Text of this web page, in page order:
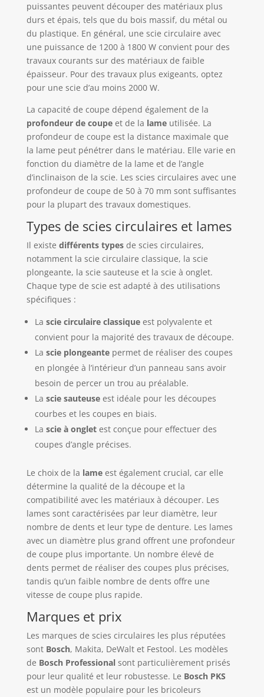
puissantes peuvent découper des matériaux plus
durs et épais, tels que du bois massif, du métal ou
du plastique. En général, une scie circulaire avec
une puissance de 1200 à 1800 W convient pour des
travaux courants sur des matériaux de faible
épaisseur. Pour des travaux plus exigeants, optez
pour une scie d’au moins 2000 W.
La capacité de coupe dépend également de la
profondeur de coupeet de la lameutilisée. La
profondeur de coupe est la distance maximale que
la lame peut pénétrer dans le matériau. Elle varie en
fonction du diamètre de la lame et de l’angle
d’inclinaison de la scie. Les scies circulaires avec une
profondeur de coupe de 50 à 70 mm sont suffisantes
pour la plupart des travaux domestiques.
Types de scies circulaires et lames
Il existe différents typesde scies circulaires,
notamment la scie circulaire classique, la scie
plongeante, la scie sauteuse et la scie à onglet.
Chaque type de scie est adapté à des utilisations
spécifiques :
La scie circulaire classiqueest polyvalente et
convient pour la majorité des travaux de découpe.
La scie plongeantepermet de réaliser des coupes
en plongée à l’intérieur d’un panneau sans avoir
besoin de percer un trou au préalable.
La scie sauteuseest idéale pour les découpes
courbes et les coupes en biais.
La scie à ongletest conçue pour effectuer des
coupes d’angle précises.
Le choix de la lameest également crucial, car elle
détermine la qualité de la découpe et la
compatibilité avec les matériaux à découper. Les
lames sont caractérisées par leur diamètre, leur
nombre de dents et leur type de denture. Les lames
avec un diamètre plus grand offrent une profondeur
de coupe plus importante. Un nombre élevé de
dents permet de réaliser des coupes plus précises,
tandis qu’un faible nombre de dents offre une
vitesse de coupe plus rapide.
Marques et prix
Les marques de scies circulaires les plus réputées
sont Bosch, Makita, DeWalt et Festool. Les modèles
de Bosch Professionalsont particulièrement prisés
pour leur qualité et leur robustesse. Le Bosch PKS
est un modèle populaire pour les bricoleurs